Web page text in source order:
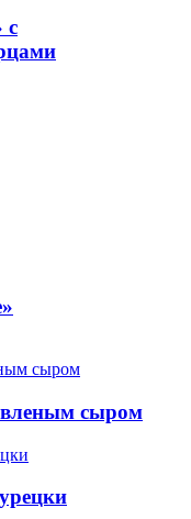
с
сыром